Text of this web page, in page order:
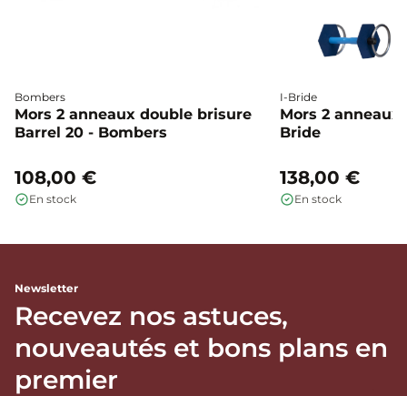
Bombers
Mors 2 anneaux double brisure
Barrel 20 - Bombers
108,00 €
En stock
I-Bride
Mors 2
Bride
138,00 €
En stock
Newsletter
Recevez nos astuces,
nouveautés et bons plans en
premier